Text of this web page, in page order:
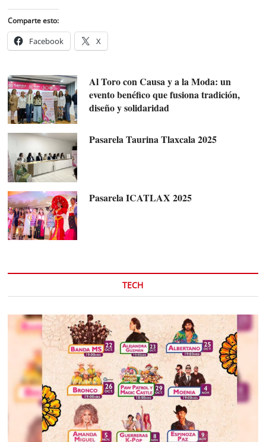
Comparte esto:
Facebook X
Al Toro con Causa y a la Moda: un
evento benéfico que fusiona tradición,
diseño y solidaridad
Pasarela Taurina Tlaxcala 2025
Pasarela ICATLAX 2025
TECH